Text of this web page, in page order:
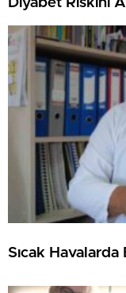
Diyabet Riskini
Sıcak